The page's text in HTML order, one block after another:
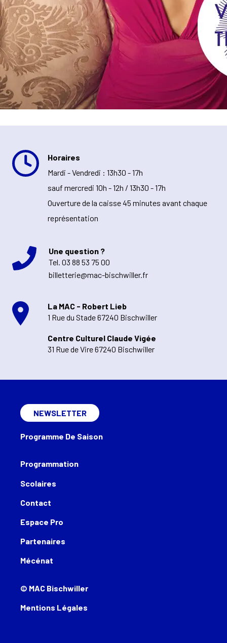
Horaires
Mardi - Vendredi : 13h30 - 17h
sauf mercredi 10h - 12h / 13h30 - 17h
Ouverture de la caisse 45 minutes avant chaque
représentation
Une question ?
Tel. 03 88 53 75 00
billetterie@mac-bischwiller.fr
La MAC - Robert Lieb
1 Rue du Stade 67240 Bischwiller
Centre Culturel Claude Vigée
31 Rue de Vire 67240 Bischwiller
Programmation
Scolaires
Contact
Espace Pro
Partenaires
Mécénat
NEWSLETTER
Programme De Saison
© MAC Bischwiller
Mentions Légales